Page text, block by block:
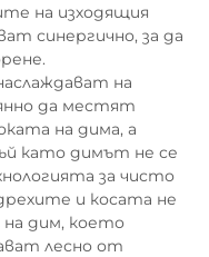
на изходящия
синергично, за да
на
да местят
на дима, а
като димът не се
за чисто
и косата не
дим, което
лесно от